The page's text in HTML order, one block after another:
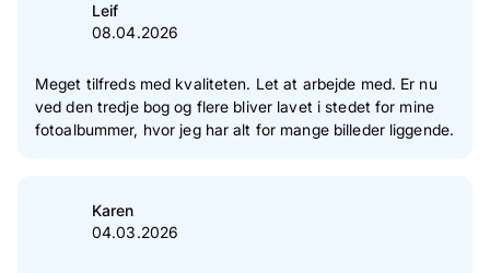
Leif
08.04.2026
Meget tilfreds med kvaliteten. Let at arbejde med. Er nu
ved den tredje bog og flere bliver lavet i stedet for mine
fotoalbummer, hvor jeg har alt for mange billeder liggende.
Karen
04.03.2026